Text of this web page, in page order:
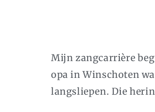
Mijn zangcarrière
opa in Winschoten
langsliepen. Die